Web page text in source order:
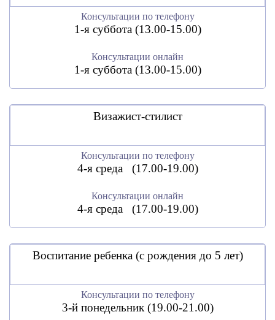
Консультации по телефону
1-я суббота (13.00-15.00)
Консультации онлайн
1-я суббота (13.00-15.00)
Визажист-стилист
Консультации по телефону
4-я среда (17.00-19.00)
Консультации онлайн
4-я среда (17.00-19.00)
Воспитание ребенка (с рождения до 5 лет)
Консультации по телефону
3-й понедельник (19.00-21.00)